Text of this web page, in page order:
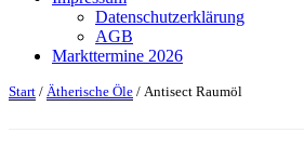
Datenschutzerklärung
AGB
Markttermine 2026
Start / Ätherische Öle / Antisect Raumöl